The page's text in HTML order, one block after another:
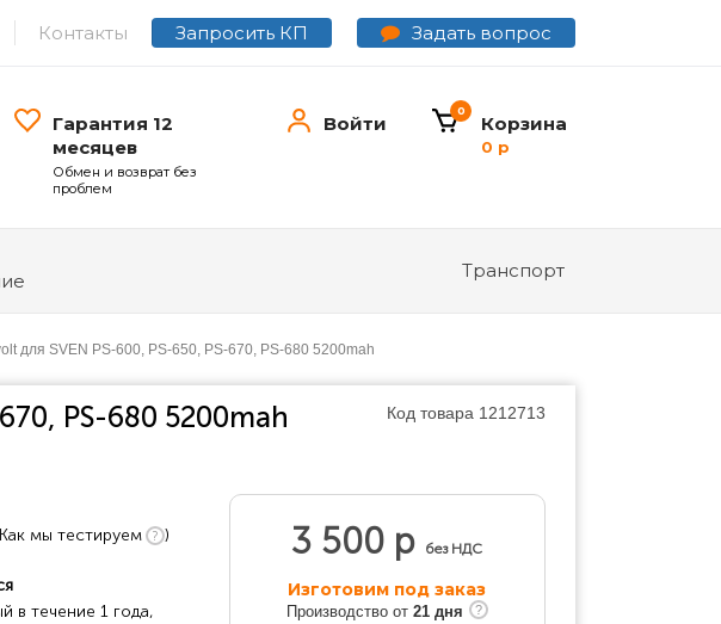
Контакты Запросить КП Задать вопрос
Гарантия 12
месяцев
Обмен и возврат без
проблем
Войти Корзина
0
0 р
Транспорт
для SVEN PS-600, PS-650, PS-670, PS-680 5200mah
PS-680 5200mah Код товара 1212713
мы тестируем
)
в течение 1 года,
3 500 р без НДС
Изготовим под заказ
Производство от 21 дня